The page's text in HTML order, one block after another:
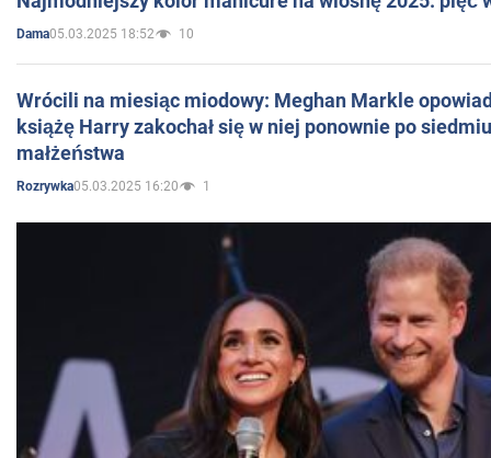
Dama05.03.2025 18:52 10
Wrócili na miesiąc miodowy: Meghan Markle
książę Harry zakochał się w niej ponownie po
małżeństwa
Rozrywka05.03.2025 16:20 1